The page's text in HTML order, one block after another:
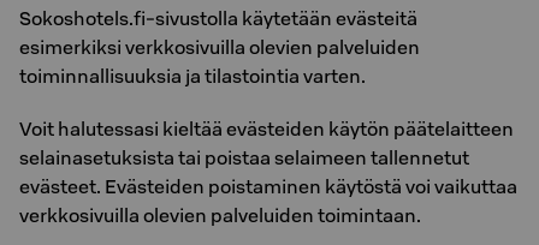
Sokoshotels.fi-sivustolla käytetään evästeitä
esimerkiksi verkkosivuilla olevien palveluiden
toiminnallisuuksia ja tilastointia varten.
Voit halutessasi kieltää evästeiden käytön päätelaitteen
selainasetuksista tai poistaa selaimeen tallennetut
evästeet. Evästeiden poistaminen käytöstä voi vaikuttaa
verkkosivuilla olevien palveluiden toimintaan.